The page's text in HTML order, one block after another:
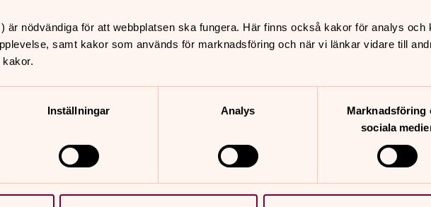
är nödvändiga för att webbplatsen ska fungera. Här finns också kakor för analys och
samt kakor som används för marknadsföring och när vi länkar vidare till
Inställningar Analys
Marknadsföring
sociala
fördelar stiftsstyrelsen även ett
minska församlingarnas
Skara stift under perioden 2021-2025.
beredning i
i Västra Götaland och
beslut 2 maj,
kyrkoantikvarisk ersättning och